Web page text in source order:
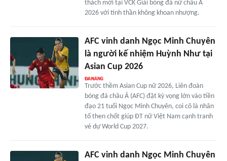
thách mới tại VCK Giải bóng đá nữ châu Á
2026 với tinh thần không khoan nhượng.
AFC vinh danh Ngọc Minh Chuyên
là người kế nhiệm Huỳnh Như tại
Asian Cup 2026
Trước thềm Asian Cup nữ 2026, Liên đoàn
bóng đá châu Á (AFC) đặt kỳ vọng lớn vào tiền
đạo 21 tuổi Ngọc Minh Chuyên, coi cô là nhân
tố then chốt giúp ĐT nữ Việt Nam cạnh tranh
vé dự World Cup 2027.
AFC vinh danh Ngọc Minh Chuyên